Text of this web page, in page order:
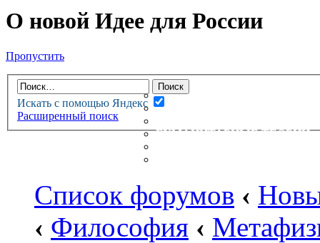
О новой Идее для России
Пропустить
Искать с помощью Яндекс
Расширенный поиск
НОВАЯ ТЕОРИЯФОРУМ
НОВЫЕ СООБЩЕНИЯ
НЕПРОЧИТАННЫЕ
ГУМАНИТАРНЫЕ ТЕОРИИ
Список форумов ‹
‹ Философия ‹